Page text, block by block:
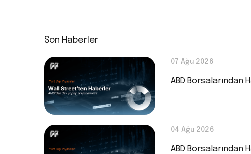
Son Haberler
07 Ağu 2026
ABD Borsalarından
04 Ağu 2026
ABD Borsalarından